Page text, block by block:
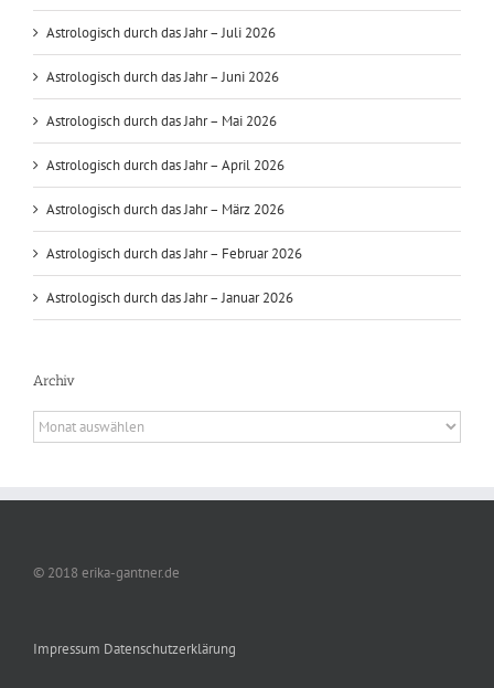
Astrologisch durch das Jahr – Juli 2026
Astrologisch durch das Jahr – Juni 2026
Astrologisch durch das Jahr – Mai 2026
Astrologisch durch das Jahr – April 2026
Astrologisch durch das Jahr – März 2026
Astrologisch durch das Jahr – Februar 2026
Astrologisch durch das Jahr – Januar 2026
Archiv
Archiv
© 2018 erika-gantner.de
Impressum Datenschutzerklärung